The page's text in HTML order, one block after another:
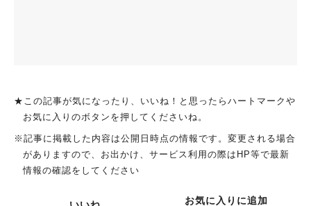
★この記事が気になったり、いいね！と思ったらハートマークや
お気に入りのボタンを押してくださいね。
※記事に掲載した内容は公開日時点の情報です。変更される場合
がありますので、お出かけ、サービス利用の際はHP等で最新
情報の確認をしてください
お気に入りに追加